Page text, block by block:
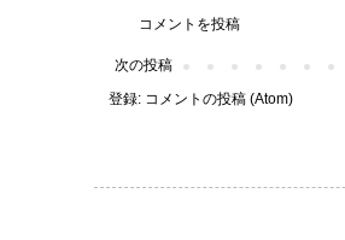
コメントを投稿
次の投稿
登録: コメントの投稿 (Atom)